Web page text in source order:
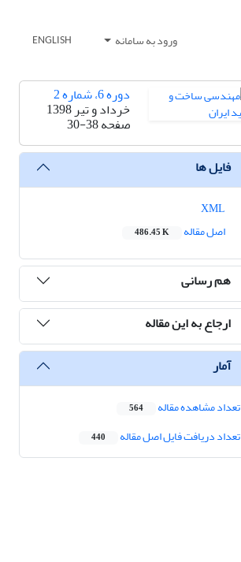
ورود به سامانه ENGLISH
دوره 6، شماره 2
خرداد و تیر 1398
صفحه30-38
فایل ها
اصل مقاله
486.45 K
هم رسانی
ارجاع به این مقاله
آمار
تعداد مشاهده مقاله 564
تعداد دریافت فایل اصل مقاله 440